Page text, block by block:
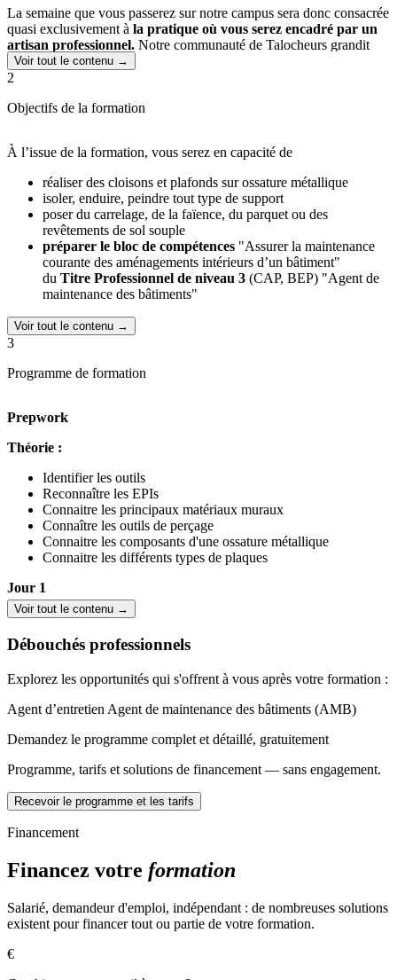
La semaine que vous passerez sur notre campus sera donc consacrée
quasi exclusivement à la pratique où vous serez encadré par un
artisan professionnel. Notre communauté de Talocheurs grandit
vite. Venez vivre une expérience unique !
cloisons et plafonds sur ossature métallique
Voir tout le contenu →
2
Objectifs de la formation
À l’issue de la formation, vous serez en capacité de
réaliser des cloisons et plafonds sur ossature métallique
isoler, enduire, peindre tout type de support
poser du carrelage, de la faïence, du parquet ou des
revêtements de sol souple
préparer le bloc de compétences "Assurer la maintenance
courante des aménagements intérieurs d’un bâtiment"
du Titre Professionnel de niveau 3 (CAP, BEP) "Agent de
maintenance des bâtiments"
Voir tout le contenu →
3
Programme de formation
Prepwork
Théorie :
Identifier les outils
Reconnaître les EPIs
Connaitre les principaux matériaux muraux
Connaître les outils de perçage
Connaitre les composants d'une ossature métallique
Connaitre les différents types de plaques
Jour 1
Théorie :
Identifier les outils
Connaitre les principaux matériaux muraux
Connaitre les composants d'une ossature métallique
Préparer son chantier
Assembler des rails et montants
Réaliser l'intégration d'une menuiserie type fenêtre
Jour 2
Théorie :
Connaître l'installation d'un faux plafond
Voir tout le contenu →
Débouchés professionnels
Explorez les opportunités qui s'offrent à vous après votre formation :
Agent d’entretien Agent de maintenance des bâtiments (AMB)
Demandez le programme complet et détaillé, gratuitement
Programme, tarifs et solutions de financement — sans engagement.
Recevoir le programme et les tarifs
Financement
Financez votre formation
Salarié, demandeur d'emploi, indépendant : de nombreuses solutions
existent pour financer tout ou partie de votre formation.
€